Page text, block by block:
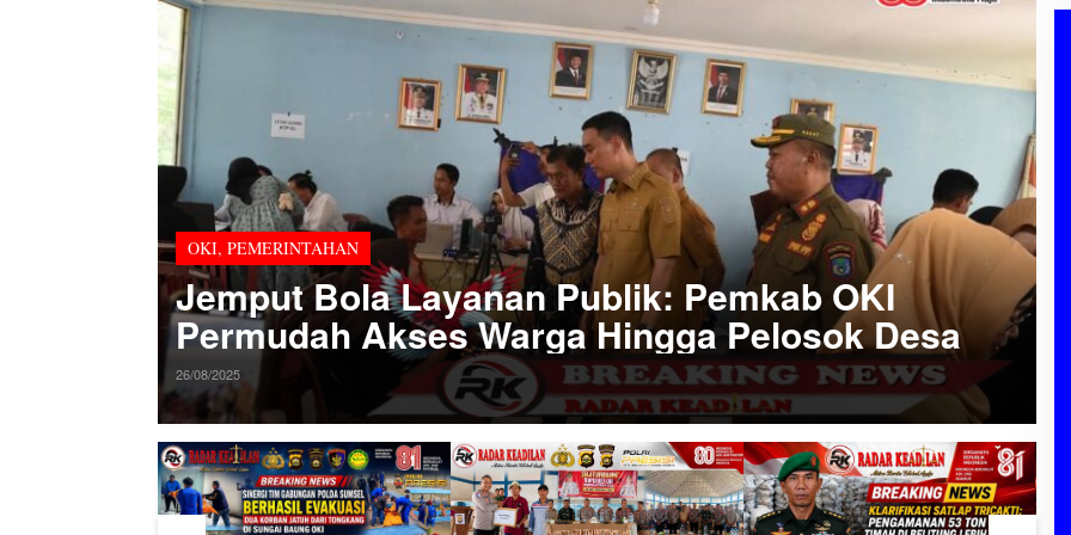
OKI, PEMERINTAHAN
Jemput Bola Layanan Publik: Pemkab OKI
Permudah Akses Warga Hingga Pelosok Desa
26/08/2025